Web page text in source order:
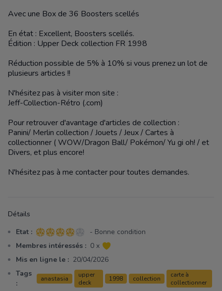
Avec une Box de 36 Boosters scellés
En état : Excellent, Boosters scellés.
Édition : Upper Deck collection FR 1998
Réduction possible de 5% à 10% si vous prenez un lot de
plusieurs articles !!
N'hésitez pas à visiter mon site :
Jeff-Collection-Rétro (.com)
Pour retrouver d'avantage d'articles de collection :
Panini/ Merlin collection / Jouets / Jeux / Cartes à
collectionner ( WOW/Dragon Ball/ Pokémon/ Yu gi oh! / et
Divers, et plus encore!
N'hésitez pas à me contacter pour toutes demandes.
Détails
Etat : 4 sur 5 étoiles
- Bonne condition
Membres intéressés : 0 x
Mis en ligne le : 20/04/2026
Tags
:
anastasia
upper
deck
1998 collection
carte à
collectionner